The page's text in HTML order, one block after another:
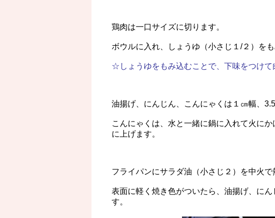
鶏肉は一口サイズに切ります。
ボウルに入れ、しょうゆ（小さじ１/２）をも
☆しょうゆをもみ込むことで、下味をつけて
油揚げ、にんじん、こんにゃくは１㎝幅、
こんにゃくは、水と一緒に鍋に入れて火に
に上げます。
フライパンにサラダ油（小さじ２）を中火で
表面に軽く焼き色がついたら、油揚げ、に
す。